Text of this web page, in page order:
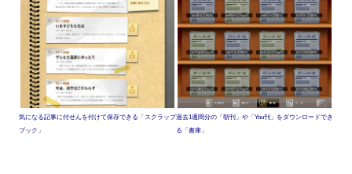
気になる記事に付せんを付けて保存できる「スクラップ
ブック」
過去1週間分の「朝刊」や「You刊」をダウンロードでき
る「書庫」